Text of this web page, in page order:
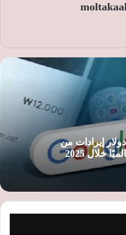
تحقق 69 مليار دولار إيرادات من
خلال 2025